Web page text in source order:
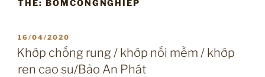
THẺ: BOMCONGNGHIEP
ĐĂNG
TRONG
16/04/2020
Khớp chống rung / khớp nối mềm / khớp
ren cao su/Bảo An Phát